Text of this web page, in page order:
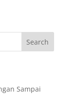
Search
Sampai